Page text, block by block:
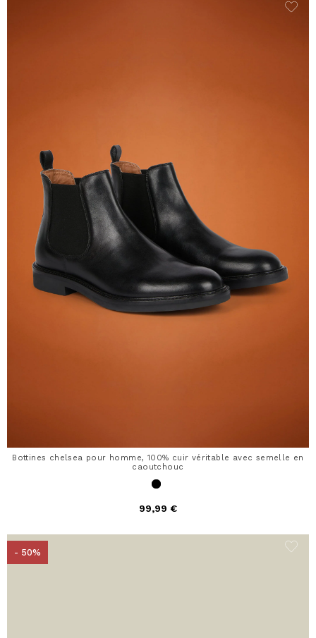
Bottines chelsea pour homme, 100% cuir véritable avec semelle en
caoutchouc
99,99 €
- 50%